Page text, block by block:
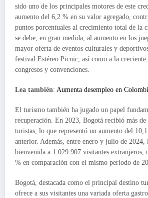
sido uno de los principales motores de este
aumento del 6,2 % en su valor agregado,
puntos porcentuales al crecimiento total de la
se debe, en gran medida, al aumento en los
mayor oferta de eventos culturales y
festival Estéreo Picnic, así como a la creciente
congresos y convenciones.
Lea también: Aumenta desempleo en
El turismo también ha jugado un papel
recuperación. En 2023, Bogotá recibió más
turistas, lo que representó un aumento del
anterior. Además, entre enero y julio de 2024,
bienvenida a 1.029.907 visitantes extranjeros,
% en comparación con el mismo periodo de
Bogotá, destacada como el principal destino
ofrece a sus visitantes una variada oferta